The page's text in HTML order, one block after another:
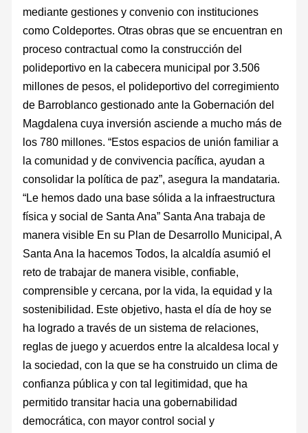
mediante gestiones y convenio con instituciones
como Coldeportes. Otras obras que se encuentran en
proceso contractual como la construcción del
polideportivo en la cabecera municipal por 3.506
millones de pesos, el polideportivo del corregimiento
de Barroblanco gestionado ante la Gobernación del
Magdalena cuya inversión asciende a mucho más de
los 780 millones. “Estos espacios de unión familiar a
la comunidad y de convivencia pacífica, ayudan a
consolidar la política de paz”, asegura la mandataria.
“Le hemos dado una base sólida a la infraestructura
física y social de Santa Ana” Santa Ana trabaja de
manera visible En su Plan de Desarrollo Municipal, A
Santa Ana la hacemos Todos, la alcaldía asumió el
reto de trabajar de manera visible, confiable,
comprensible y cercana, por la vida, la equidad y la
sostenibilidad. Este objetivo, hasta el día de hoy se
ha logrado a través de un sistema de relaciones,
reglas de juego y acuerdos entre la alcaldesa local y
la sociedad, con la que se ha construido un clima de
confianza pública y con tal legitimidad, que ha
permitido transitar hacia una gobernabilidad
democrática, con mayor control social y